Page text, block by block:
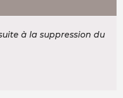
à la suppression du